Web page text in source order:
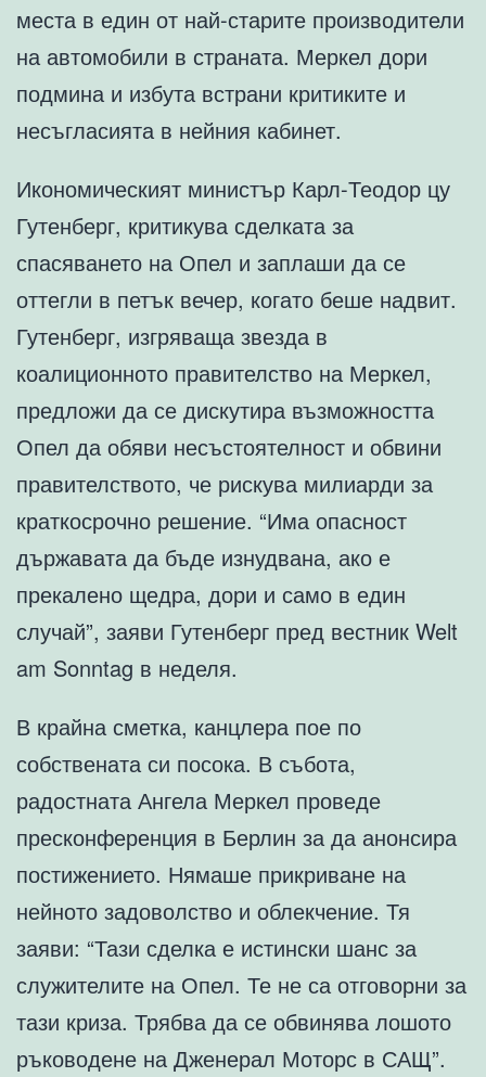
места в един от най-старите производители
на автомобили в страната. Меркел дори
подмина и избута встрани критиките и
несъгласията в нейния кабинет.
Икономическият министър Карл-Теодор цу
Гутенберг, критикува сделката за
спасяването на Опел и заплаши да се
оттегли в петък вечер, когато беше надвит.
Гутенберг, изгряваща звезда в
коалиционното правителство на Меркел,
предложи да се дискутира възможността
Опел да обяви несъстоятелност и обвини
правителството, че рискува милиарди за
краткосрочно решение. “Има опасност
държавата да бъде изнудвана, ако е
прекалено щедра, дори и само в един
случай”, заяви Гутенберг пред вестник Welt
am Sonntag в неделя.
В крайна сметка, канцлера пое по
собствената си посока. В събота,
радостната Ангела Меркел проведе
пресконференция в Берлин за да анонсира
постижението. Нямаше прикриване на
нейното задоволство и облекчение. Тя
заяви: “Тази сделка е истински шанс за
служителите на Опел. Те не са отговорни за
тази криза. Трябва да се обвинява лошото
ръководене на Дженерал Моторс в САЩ”.